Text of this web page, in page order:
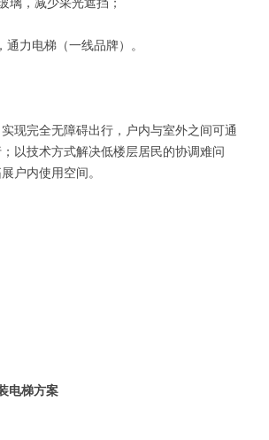
通力电梯（一线品牌）。
，实现完全无障碍出行，户内与室外之间可通
；以技术方式解决低楼层居民的协调难问
户内使用空间。
电梯方案